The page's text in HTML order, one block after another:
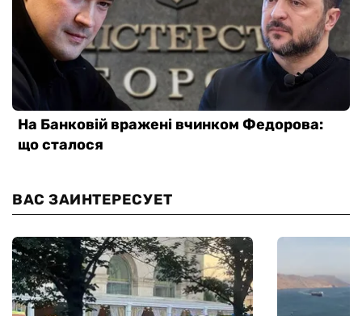
ВАС ЗАИНТЕРЕСУЕТ